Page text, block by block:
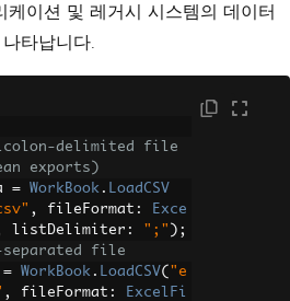
케이션 및 레거시 시스템의 데이터
타납니다.
delimited file
exports)
= WorkBook . LoadCSV
, fileFormat :
Exce
listDelimiter : ";" );
file
= WorkBook . LoadCSV( "e
, fileFormat :
ExcelFi